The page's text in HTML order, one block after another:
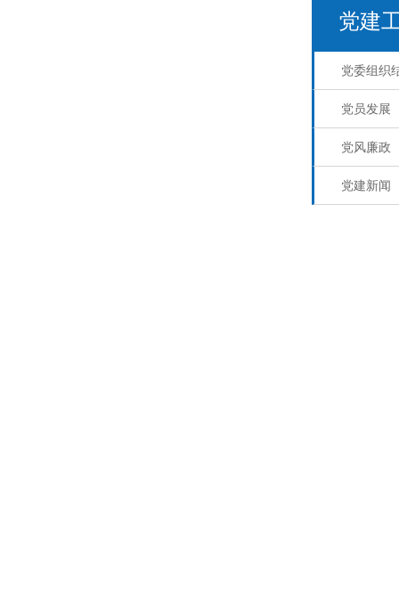
党建
党委组织
党员发展
党风廉政
党建新闻